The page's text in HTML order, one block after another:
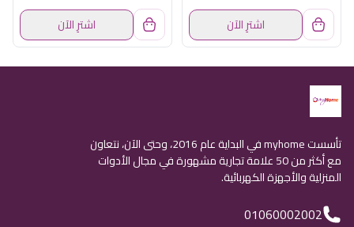
اشترِ الآن
اشترِ الآن
تأسست myhome في البداية عام 2016، وحتى الآن، نتعاون
مع أكثر من 50 علامة تجارية مشهورة في مجال الأدوات
المنزلية والأجهزة الكهربائية.
01060002002